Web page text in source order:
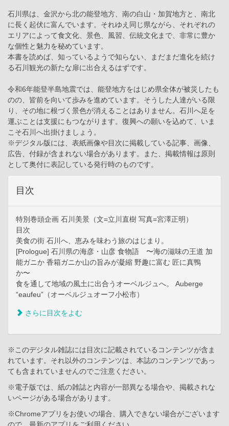
石川県は、金沢から北の能登地方、南の白山・加賀地方と、南北
に長く起伏に富んでいます。それゆえ同じ県ながら、それぞれの
エリアによって食文化、景色、風習、伝統文化まで、非常に豊か
な個性と魅力を秘めています。
本書を読めば、知っているようで知らない、まだまだ進化を続け
る石川観光の新たな扉に出合えるはずです。
令和6年能登半島地震では、能登地方をはじめ県全体が被災したも
のの、皆前を向いて歩みを進めています。そうした人達がいる限
り、その地に根づく景色が消えることはありません。石川へ足を
運ぶことは支援にもつながります。復興への願いを込めて、いま
こそ石川へ出掛けましょう。
※デジタル版には、表紙画像や目次に掲載している記事、画像、
広告、付録が含まれない場合があります。また、掲載情報は原則
として奥付に表記している発行時のものです。
目次
特別巻頭企画 石川美景（文=立川直樹 写真=宮澤正明）
目次
美食の街 石川へ、恵みを味わう旅のはじまり。
[Prologue] 石川県の海彦・山彦 食物語 〜海の滋味の王道 加
能ガニか 香箱ガニか山の旨みが凝縮 野趣に富む 匠に真鴨
か〜
食を通して地域の風土に出合うオーベルジュへ。 Auberge
“eaufeu”（オーベルジュオーフ小松市）
さらに目次をよむ
※このデジタル雑誌には目次に記載されているコンテンツが含ま
れています。それ以外のコンテンツは、本誌のコンテンツであっ
ても含まれていませんのでご注意ください。
※電子版では、紙の雑誌と内容が一部異なる場合や、掲載されな
いページがある場合があります。
※Chromeアプリをお使いの場合、購入できない場合がございます